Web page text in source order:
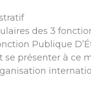
des 3
Publique
présenter à ce